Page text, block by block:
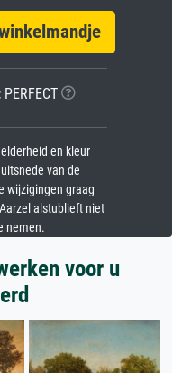
PERFECT
en kleur
van de
wijzigingen graag
alstublieft niet
nemen.
voor u